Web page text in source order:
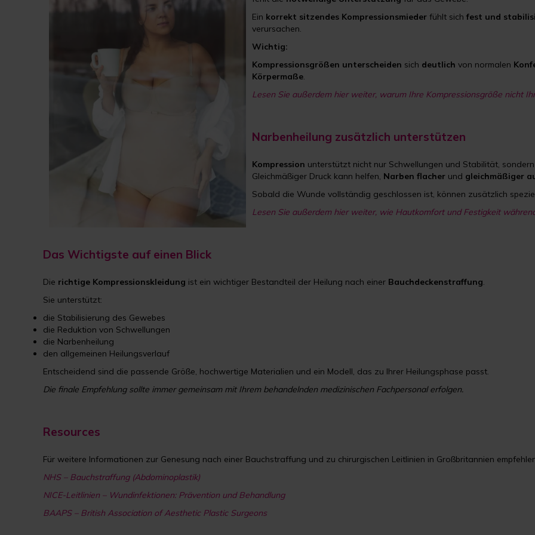
Ein korrekt sitzendes Kompressionsmieder fühlt sich fest und
verursachen.
Wichtig:
Kompressionsgrößen unterscheiden sich deutlich von normalen
Körpermaße.
Lesen Sie außerdem hier weiter, warum Ihre Kompressionsgröße nicht
Narbenheilung zusätzlich unterstützen
Kompression unterstützt nicht nur Schwellungen und Stabilität,
Gleichmäßiger Druck kann helfen, Narben flacher und gleichmäßiger
Sobald die Wunde vollständig geschlossen ist, können zusätzlich
Lesen Sie außerdem hier weiter, wie Hautkomfort und Festigkeit
Das Wichtigste auf einen Blick
Die richtige Kompressionskleidung ist ein wichtiger Bestandteil der Heilung nach einer Bauchdeckenstraffung.
Sie unterstützt:
die Stabilisierung des Gewebes
die Reduktion von Schwellungen
die Narbenheilung
den allgemeinen Heilungsverlauf
Entscheidend sind die passende Größe, hochwertige Materialien und ein Modell, das zu Ihrer Heilungsphase passt.
Die finale Empfehlung sollte immer gemeinsam mit Ihrem behandelnden medizinischen Fachpersonal erfolgen.
Resources
Für weitere Informationen zur Genesung nach einer Bauchstraffung und zu chirurgischen Leitlinien in Großbritannien
NHS – Bauchstraffung (Abdominoplastik)
NICE-Leitlinien – Wundinfektionen: Prävention und Behandlung
BAAPS – British Association of Aesthetic Plastic Surgeons